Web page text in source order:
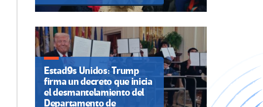
Estad9s Unidos: Trump
firma un decreto que inicia
el desmantelamiento del
Departamento de